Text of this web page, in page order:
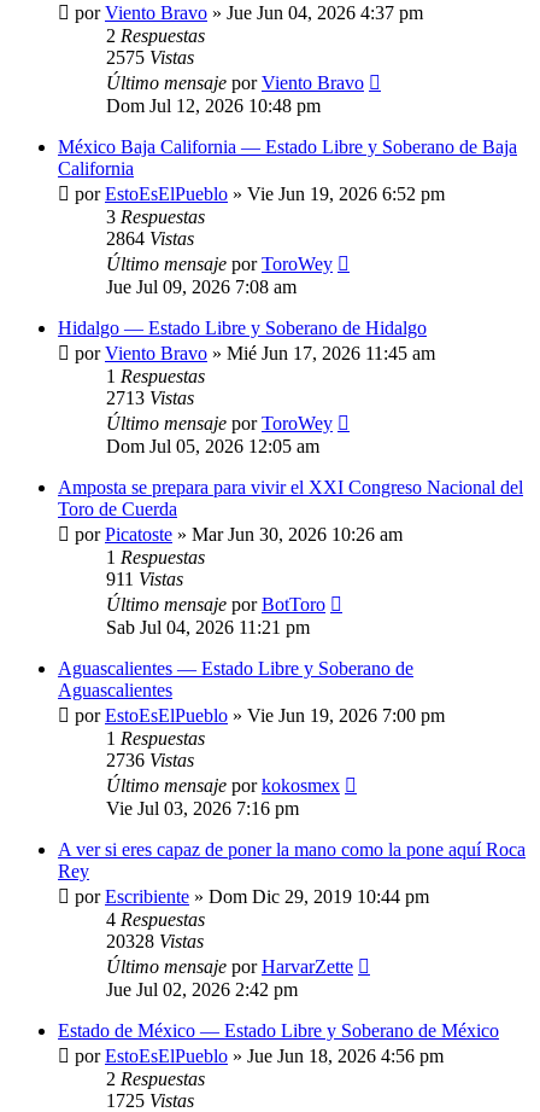
porViento Bravo » Jue Jun 04, 2026 4:37 pm
2 Respuestas
2575 Vistas
Último mensaje porViento Bravo
Dom Jul 12, 2026 10:48 pm
México Baja California — Estado Libre y Soberano de Baja
California
porEstoEsElPueblo » Vie Jun 19, 2026 6:52 pm
3 Respuestas
2864 Vistas
Último mensaje porToroWey
Jue Jul 09, 2026 7:08 am
Hidalgo — Estado Libre y Soberano de Hidalgo
porViento Bravo » Mié Jun 17, 2026 11:45 am
1 Respuestas
2713 Vistas
Último mensaje porToroWey
Dom Jul 05, 2026 12:05 am
Amposta se prepara para vivir el XXI Congreso Nacional del
Toro de Cuerda
porPicatoste » Mar Jun 30, 2026 10:26 am
1 Respuestas
911 Vistas
Último mensaje porBotToro
Sab Jul 04, 2026 11:21 pm
Aguascalientes — Estado Libre y Soberano de
Aguascalientes
porEstoEsElPueblo » Vie Jun 19, 2026 7:00 pm
1 Respuestas
2736 Vistas
Último mensaje porkokosmex
Vie Jul 03, 2026 7:16 pm
A ver si eres capaz de poner la mano como la pone aquí Roca
Rey
porEscribiente » Dom Dic 29, 2019 10:44 pm
4 Respuestas
20328 Vistas
Último mensaje porHarvarZette
Jue Jul 02, 2026 2:42 pm
Estado de México — Estado Libre y Soberano de México
porEstoEsElPueblo » Jue Jun 18, 2026 4:56 pm
2 Respuestas
1725 Vistas